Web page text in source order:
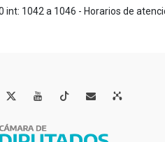
int: 1042 a 1046 - Horarios de
  